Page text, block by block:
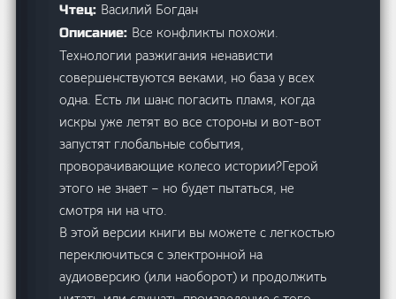
Чтец: Василий Богдан
Описание: Все конфликты похожи.
Технологии разжигания ненависти
совершенствуются веками, но база у всех
одна. Есть ли шанс погасить пламя, когда
искры уже летят во все стороны и вот-вот
запустят глобальные события,
проворачивающие колесо истории?Герой
этого не знает – но будет пытаться, не
смотря ни на что.
В этой версии книги вы можете с легкостью
переключиться с электронной на
аудиоверсию (или наоборот) и продолжить